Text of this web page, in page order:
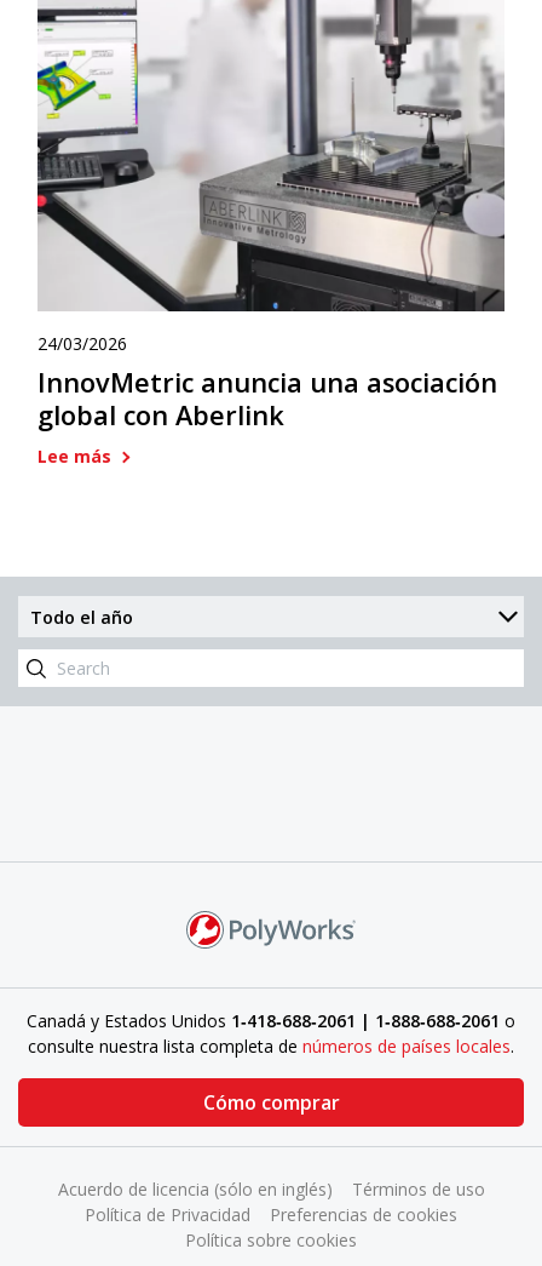
24/03/2026
InnovMetric anuncia una asociación
global con Aberlink
Lee más
Canadá y Estados Unidos 1‑418‑688‑2061 | 1‑888‑688‑2061 o
consulte nuestra lista completa de números de países locales.
Cómo comprar
Acuerdo de licencia (sólo en inglés)
Términos de uso
Política de Privacidad
Preferencias de cookies
Política sobre cookies